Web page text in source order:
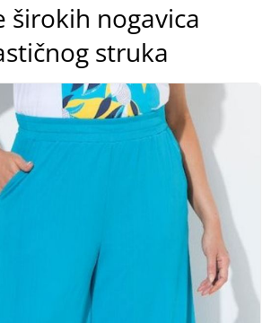
širokih nogavica
struka